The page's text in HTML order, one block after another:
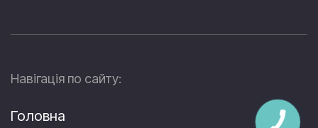
Навігація по сайту:
Головна